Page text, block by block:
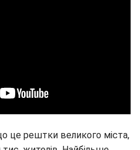
це рештки великого міста,